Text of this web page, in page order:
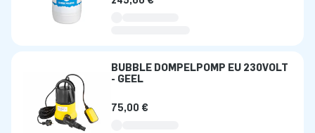
BUBBLE DOMPELPOMP EU 230VOLT
- GEEL
75,00 €